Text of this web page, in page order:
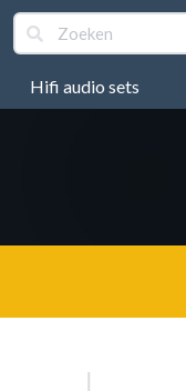
Hifi audio sets